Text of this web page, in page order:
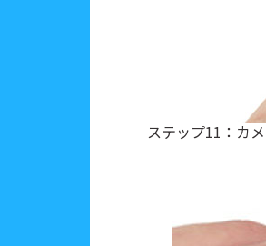
ステップ11：カ